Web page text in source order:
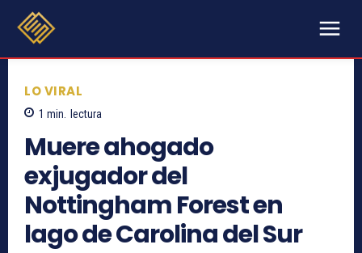
LO VIRAL
1 min. lectura
Muere ahogado
exjugador del
Nottingham Forest en
lago de Carolina del Sur